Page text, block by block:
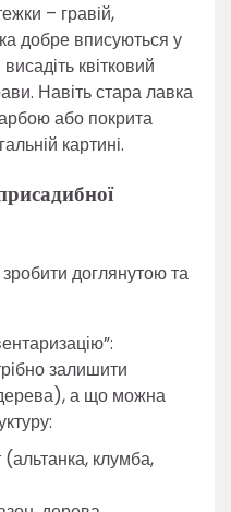
– гравій,
добре вписуються у
квітковий
Навіть стара лавка
або покрита
картині.
доглянутою та
залишити
а що можна
клумба,